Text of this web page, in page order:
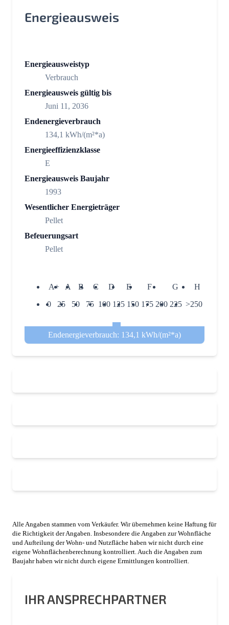
Energieausweis
Energieausweistyp
Verbrauch
Energieausweis gültig bis
Juni 11, 2036
Endenergieverbrauch
134,1 kWh/(m²*a)
Energieeffizienzklasse
E
Energieausweis Baujahr
1993
Wesentlicher Energieträger
Pellet
Befeuerungsart
Pellet
A+ A B C D E F G
H
0
25 50 75 100 125 150 175 200 225 >250
Endenergieverbrauch: 134,1 kWh/(m²*a)
Alle Angaben stammen vom Verkäufer. Wir übernehmen keine Haftung für
die Richtigkeit der Angaben. Insbesondere die Angaben zur Wohnfläche
und Aufteilung der Wohn- und Nutzfläche haben wir nicht durch eine
eigene Wohnflächenberechnung kontrolliert. Auch die Angaben zum
Baujahr haben wir nicht durch eigene Ermittlungen kontrolliert.
IHR ANSPRECHPARTNER